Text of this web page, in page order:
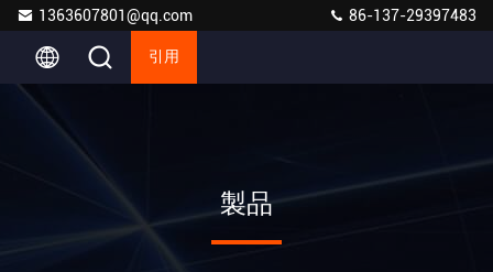
1363607801@qq.com 86-137-29397483
引用
製品